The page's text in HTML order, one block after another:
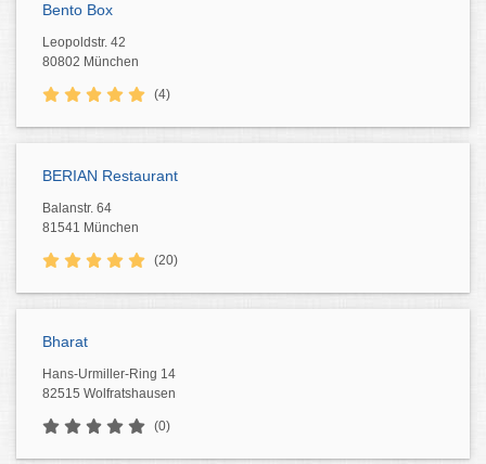
Bento Box
Leopoldstr. 42
80802 München
(4)
BERIAN Restaurant
Balanstr. 64
81541 München
(20)
Bharat
Hans-Urmiller-Ring 14
82515 Wolfratshausen
(0)